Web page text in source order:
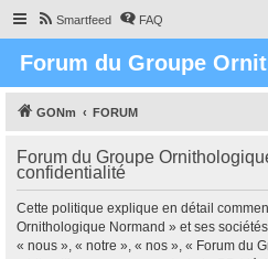
Smartfeed FAQ
Forum du Groupe
GONm FORUM
Forum du Groupe
confidentialité
Cette politique explique en détail
Ornithologique Normand » et ses
« nous », « notre », « nos », « Forum du